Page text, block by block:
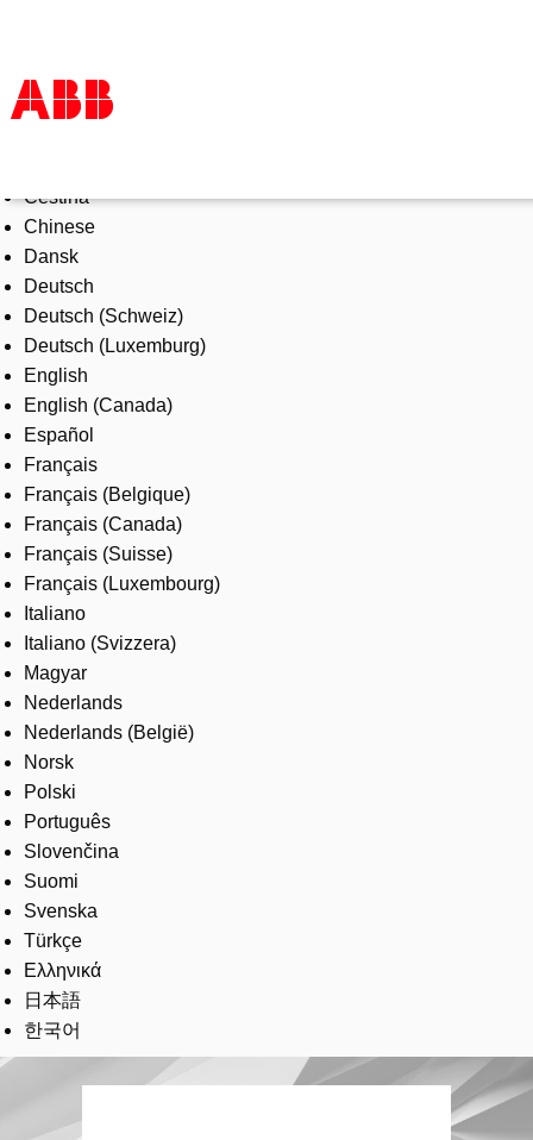
Products & Solutions
Industries
Services
About us
Where to buy
Contact us
Careers
Čeština
Chinese
Dansk
Deutsch
Deutsch (Schweiz)
Deutsch (Luxemburg)
English
English (Canada)
Español
Français
Français (Belgique)
Français (Canada)
Français (Suisse)
Français (Luxembourg)
Italiano
Italiano (Svizzera)
Magyar
Nederlands
Nederlands (België)
Norsk
Polski
Português
Slovenčina
Suomi
Svenska
Türkçe
Ελληνικά
日本語
한국어